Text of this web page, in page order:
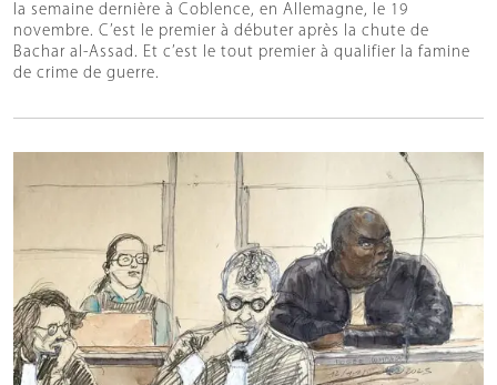
la semaine dernière à Coblence, en Allemagne, le 19
novembre. C’est le premier à débuter après la chute de
Bachar al-Assad. Et c’est le tout premier à qualifier la famine
de crime de guerre.